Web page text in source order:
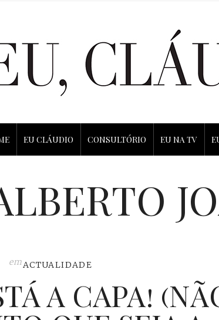
EU CLÁUDIO CONSULTÓRIO EU NA TV
emACTUALIDADE
A CAPA!